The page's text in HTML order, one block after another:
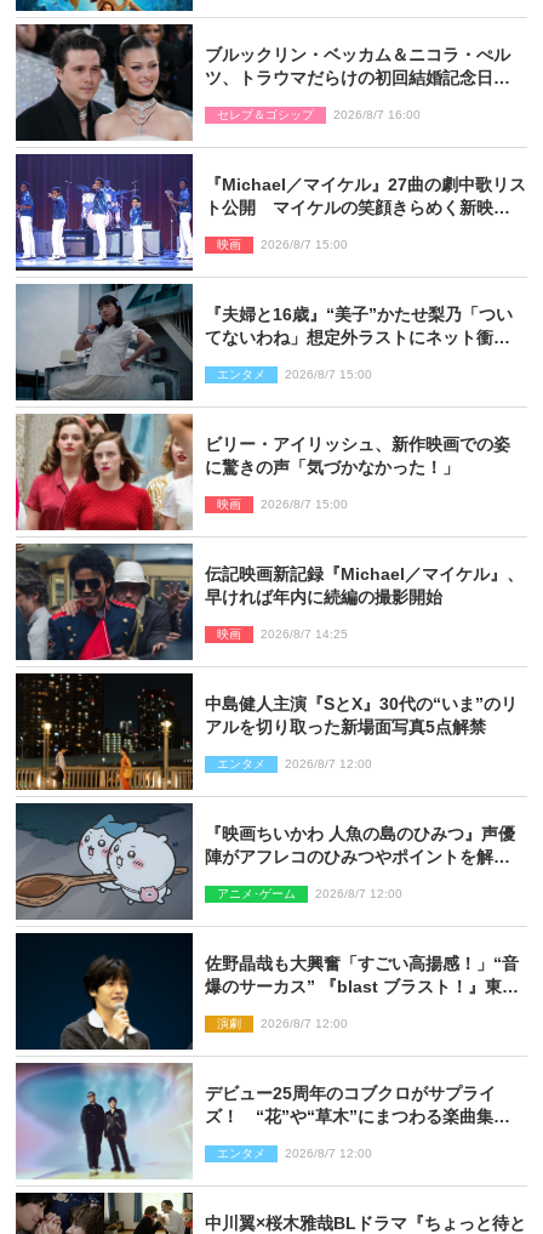
ブルックリン・ベッカム＆ニコラ・ぺル
ツ、トラウマだらけの初回結婚記念日は
セレブ＆ゴシップ 2026/8/7 16:00
『Michael／マイケル』27曲の劇中歌リス
ト公開 マイケルの笑顔きらめく新映像
映画 2026/8/7 15:00
『夫婦と16歳』“美子”かたせ梨乃「つい
てないわね」想定外ラストにネット衝撃
り）
エンタメ 2026/8/7 15:00
ビリー・アイリッシュ、新作映画での姿
に驚きの声「気づかなかった！」
映画 2026/8/7 15:00
伝記映画新記録『Michael／マイケル』、
早ければ年内に続編の撮影開始
映画 2026/8/7 14:25
中島健人主演『SとX』30代の“いま”のリ
アルを切り取った新場面写真5点解禁
エンタメ 2026/8/7 12:00
『映画ちいかわ 人魚の島のひみつ』声優
陣がアフレコのひみつやポイントを解
アニメ･ゲーム 2026/8/7 12:00
佐野晶哉も大興奮「すごい高揚感！」“音
爆のサーカス” 『blast ブラスト！』東京
演劇 2026/8/7 12:00
デビュー25周年のコブクロがサプライ
ズ！ “花”や“草木”にまつわる楽曲集め
信リリース
エンタメ 2026/8/7 12:00
中川翼×桜木雅哉BLドラマ『ちょっと待と